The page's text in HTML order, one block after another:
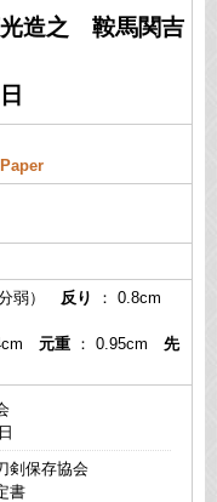
造之 鞍馬関吉
弱） 反り
： 0.8cm
元重 ： 0.95cm 先
剣保存協会
書